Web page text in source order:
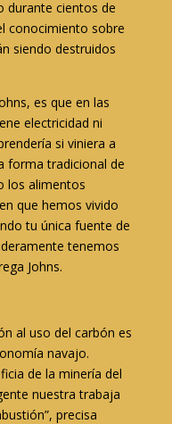
durante cientos de
conocimiento sobre
siendo destruidos
es que en las
electricidad ni
si viniera a
forma tradicional de
los alimentos
que hemos vivido
tu única fuente de
tenemos
Johns.
al uso del carbón es
navajo.
de la minería del
nuestra trabaja
precisa